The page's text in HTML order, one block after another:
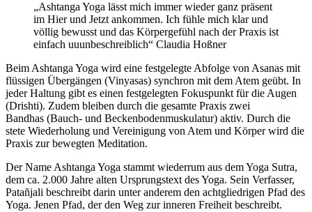
„Ashtanga Yoga lässt mich immer wieder ganz präsent
im Hier und Jetzt ankommen. Ich fühle mich klar und
völlig bewusst und das Körpergefühl nach der Praxis ist
einfach uuunbeschreiblich“ Claudia Hoßner
Beim Ashtanga Yoga wird eine festgelegte Abfolge von Asanas mit
flüssigen Übergängen (Vinyasas) synchron mit dem Atem geübt. In
jeder Haltung gibt es einen festgelegten Fokuspunkt für die Augen
(Drishti). Zudem bleiben durch die gesamte Praxis zwei
Bandhas (Bauch- und Beckenbodenmuskulatur) aktiv. Durch die
stete Wiederholung und Vereinigung von Atem und Körper wird die
Praxis zur bewegten Meditation.
Der Name Ashtanga Yoga stammt wiederrum aus dem Yoga Sutra,
dem ca. 2.000 Jahre alten Ursprungstext des Yoga. Sein Verfasser,
Patañjali beschreibt darin unter anderem den achtgliedrigen Pfad des
Yoga. Jenen Pfad, der den Weg zur inneren Freiheit beschreibt.